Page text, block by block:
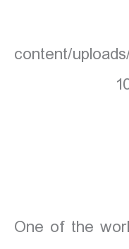
content/
One of the